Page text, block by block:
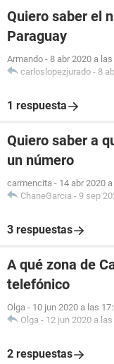
Quiero saber el
Paraguay
Armando - 8 abr 2020 a
carloslopezjurado - 8
1 respuesta
Quiero saber a
un número
carmencita - 14 abr 2020
ChaneGarcia - 9 sep
3 respuestas
A qué zona de
telefónico
Olga - 10 jun 2020 a las
Olga - 12 jun 2020 a
2 respuestas